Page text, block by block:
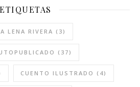
ETIQUETAS
LENA RIVERA (3)
(37)
CUENTO ILUSTRADO (4)